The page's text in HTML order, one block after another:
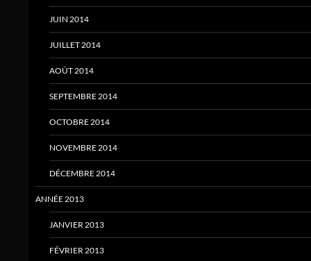
JUIN 2014
JUILLET 2014
AOÛT 2014
SEPTEMBRE 2014
OCTOBRE 2014
NOVEMBRE 2014
DÉCEMBRE 2014
ANNÉE 2013
JANVIER 2013
FÉVRIER 2013